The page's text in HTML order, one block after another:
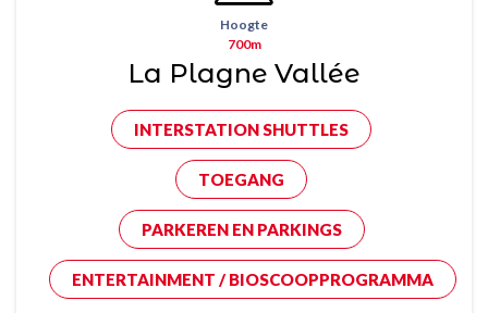
Hoogte
700m
La Plagne Vallée
INTERSTATION SHUTTLES
TOEGANG
PARKEREN EN PARKINGS
ENTERTAINMENT / BIOSCOOPPROGRAMMA